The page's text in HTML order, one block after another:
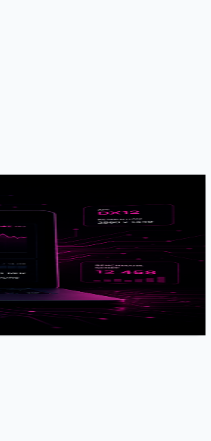
码问题，到逐一排除显卡切换、热降
卡调度问题的实战诊断手册。